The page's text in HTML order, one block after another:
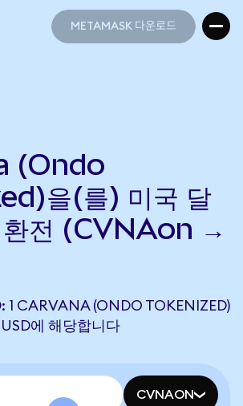
METAMASK 다운로드
(Ondo
을(를) 미국 달
환전 (CVNAon →
CARVANA (ONDO TOKENIZED)
에 해당합니다
CVNAON